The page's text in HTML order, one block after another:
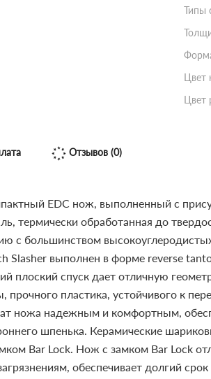
Типы
Цвет
Цвет
Отзывов (0)
EDC нож, выполненный с
термически обработанная до
с большинством
Slasher выполнен в форме reverse
плоский спуск дает отличную
прочного пластика, устойчивого к
ножа надежным и комфортным,
шпенька. Керамические
Bar Lock. Нож с замком Bar Lock
обеспечивает долгий